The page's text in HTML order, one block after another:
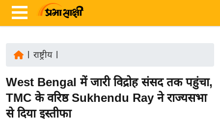
ज़ा
ख
ब
राष्ट्रीय|
West Bengal में जारी विद्रोह संसद तक पहुंचा,
TMC के वरिष्ठ Sukhendu Ray ने राज्यसभा
से दिया इस्तीफा